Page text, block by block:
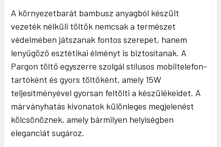
A környezetbarát bambusz anyagból készült
vezeték nélküli töltők nemcsak a természet
védelmében játszanak fontos szerepet, hanem
lenyűgöző esztétikai élményt is biztosítanak. A
Pargon töltő egyszerre szolgál stílusos mobiltelefon-
tartóként és gyors töltőként, amely 15W
teljesítményével gyorsan feltölti a készülékeidet. A
márványhatás kivonatok különleges megjelenést
kölcsönöznek, amely bármilyen helyiségben
eleganciát sugároz.